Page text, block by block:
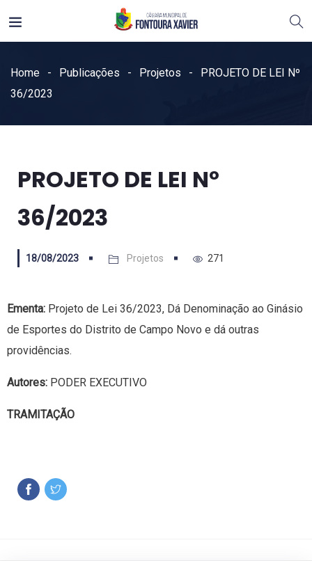
Home Publicações Projetos
PROJETO DE LEI Nº
36/2023
PROJETO DE LEI Nº
36/2023
18/08/2023 Projetos 271
Ementa: Projeto de Lei 36/2023, Dá Denominação ao Ginásio
de Esportes do Distrito de Campo Novo e dá outras
providências.
Autores: PODER EXECUTIVO
TRAMITAÇÃO